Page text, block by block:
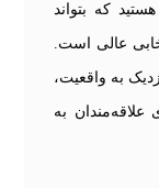
که بتواند
عالی است.
به واقعیت،
علاقه‌مندان به